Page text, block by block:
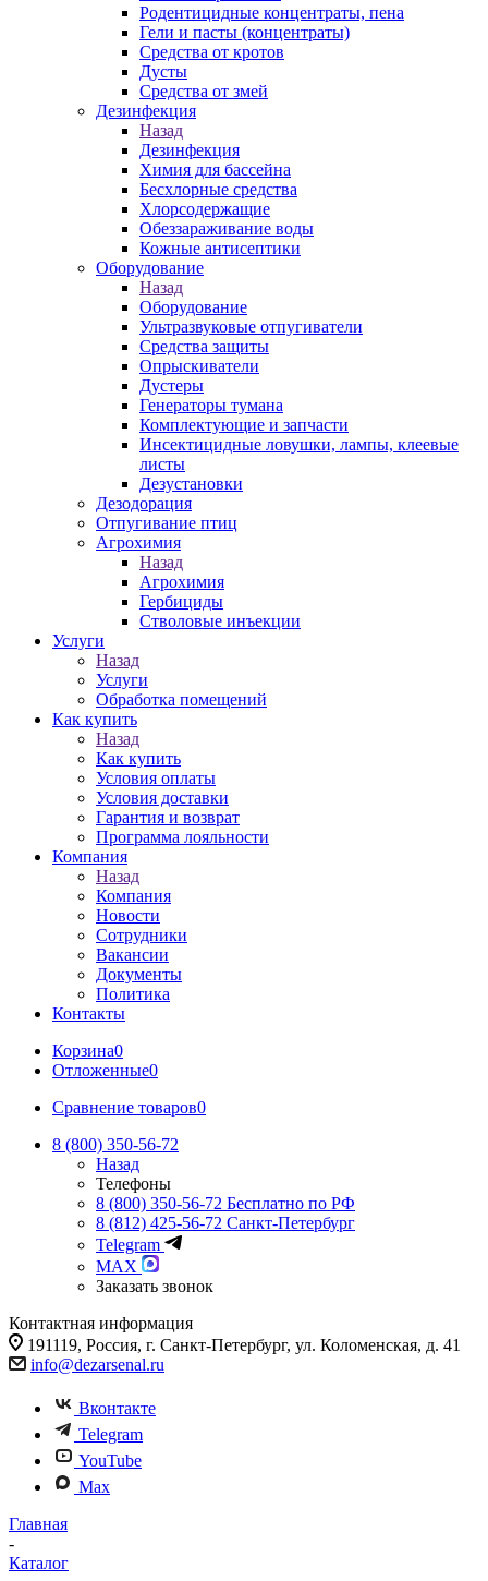
Родентицидные концентраты, пена
Гели и пасты (концентраты)
Средства от кротов
Дусты
Средства от змей
Дезинфекция
Назад
Дезинфекция
Химия для бассейна
Бесхлорные средства
Хлорсодержащие
Обеззараживание воды
Кожные антисептики
Оборудование
Назад
Оборудование
Ультразвуковые отпугиватели
Средства защиты
Опрыскиватели
Дустеры
Генераторы тумана
Комплектующие и запчасти
Инсектицидные ловушки, лампы, клеевые
листы
Дезустановки
Дезодорация
Отпугивание птиц
Агрохимия
Назад
Агрохимия
Гербициды
Стволовые инъекции
Услуги
Назад
Услуги
Обработка помещений
Как купить
Назад
Как купить
Условия оплаты
Условия доставки
Гарантия и возврат
Программа лояльности
Компания
Назад
Компания
Новости
Сотрудники
Вакансии
Документы
Политика
Контакты
Корзина0
Отложенные0
Сравнение товаров0
8 (800) 350-56-72
Назад
Телефоны
8 (800) 350-56-72 Бесплатно по РФ
8 (812) 425-56-72 Санкт-Петербург
Telegram
MAX
Заказать звонок
Контактная информация
191119, Россия, г. Санкт-Петербург, ул. Коломенская, д. 41
info@dezarsenal.ru
Вконтакте
Telegram
YouTube
Max
Главная
-
Каталог